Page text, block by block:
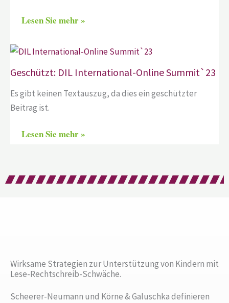
Lesen Sie mehr »
Geschützt: DIL International-Online Summit`23
Es gibt keinen Textauszug, da dies ein geschützter
Beitrag ist.
Lesen Sie mehr »
Wirksame Strategien zur Unterstützung von Kindern mit
Lese-Rechtschreib-Schwäche.
Scheerer-Neumann und Körne & Galuschka definieren